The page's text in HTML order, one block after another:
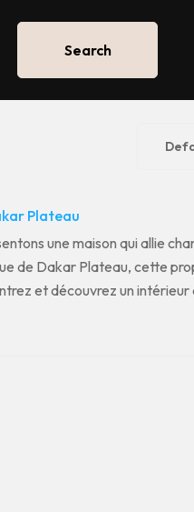
Search
Plateau
une maison qui allie
de Dakar Plateau, cette
et découvrez un